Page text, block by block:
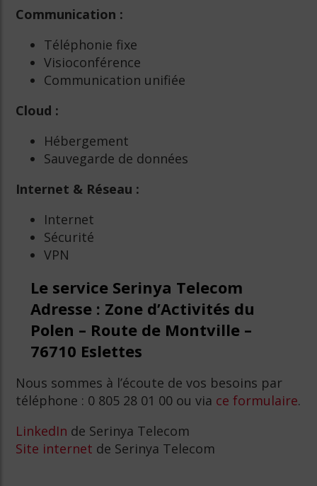
Communication :
Téléphonie fixe
Visioconférence
Communication unifiée
Cloud :
Hébergement
Sauvegarde de données
Internet & Réseau :
Internet
Sécurité
VPN
Le service Serinya Telecom
Adresse : Zone d’Activités du
Polen – Route de Montville –
76710 Eslettes
Nous sommes à l’écoute de vos besoins par
téléphone : 0 805 28 01 00 ou via ce formulaire.
LinkedIn de Serinya Telecom
Site internet de Serinya Telecom